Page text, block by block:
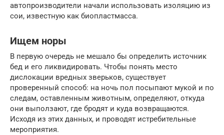
автопроизводители начали использовать изоляцию из
сои, известную как биопластмасса.
Ищем норы
В первую очередь не мешало бы определить источник
бед и его ликвидировать. Чтобы понять место
дислокации вредных зверьков, существует
проверенный способ: на ночь пол посыпают мукой и по
следам, оставленным животным, определяют, откуда
они выползают, где бродят и куда возвращаются.
Исходя из этих данных, и проводят истребительные
мероприятия.